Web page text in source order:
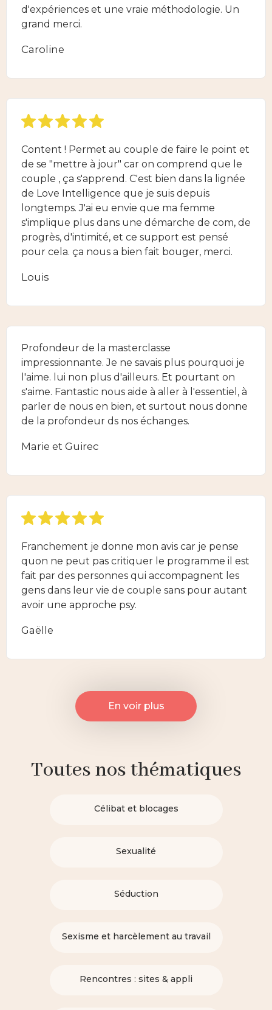
d'expériences et une vraie méthodologie. Un
grand merci.
Caroline
Content ! Permet au couple de faire le point et
de se "mettre à jour" car on comprend que le
couple , ça s'apprend. C'est bien dans la lignée
de Love Intelligence que je suis depuis
longtemps. J'ai eu envie que ma femme
s'implique plus dans une démarche de com, de
progrès, d'intimité, et ce support est pensé
pour cela. ça nous a bien fait bouger, merci.
Louis
Profondeur de la masterclasse
impressionnante. Je ne savais plus pourquoi je
l'aime. lui non plus d'ailleurs. Et pourtant on
s'aime. Fantastic nous aide à aller à l'essentiel, à
parler de nous en bien, et surtout nous donne
de la profondeur ds nos échanges.
Marie et Guirec
Franchement je donne mon avis car je pense
quon ne peut pas critiquer le programme il est
fait par des personnes qui accompagnent les
gens dans leur vie de couple sans pour autant
avoir une approche psy.
Gaëlle
En voir plus
Toutes nos thématiques
Célibat et blocages
Sexualité
Séduction
Sexisme et harcèlement au travail
Rencontres : sites & appli